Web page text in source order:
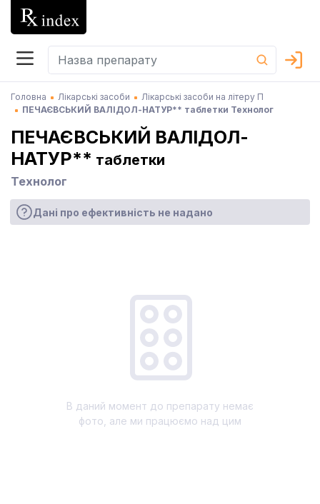
Головна Лікарські засоби
Лікарські засоби на літеру П
ПЕЧАЄВСЬКИЙ ВАЛІДОЛ-НАТУР** таблетки Технолог
ПЕЧАЄВСЬКИЙ ВАЛІДОЛ-
НАТУР** таблетки
Технолог
Дані про ефективність не надано
В даний момент до препарату немає
фото, але ми працюємо над цим